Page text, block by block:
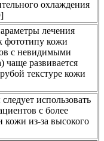
охлаждения
лечения
фототипу кожи
с невидимыми
чаще развивается
текстуре кожи
использовать
с более
из-за высокого